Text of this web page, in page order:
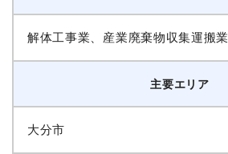
解体工事業、産業廃棄物収集運搬
主要エリア
大分市